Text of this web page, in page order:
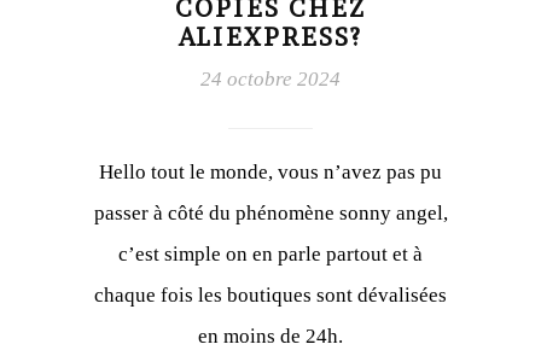
COPIES CHEZ
ALIEXPRESS?
24 octobre 2024
Hello tout le monde, vous n’avez pas pu
passer à côté du phénomène sonny angel,
c’est simple on en parle partout et à
chaque fois les boutiques sont dévalisées
en moins de 24h.